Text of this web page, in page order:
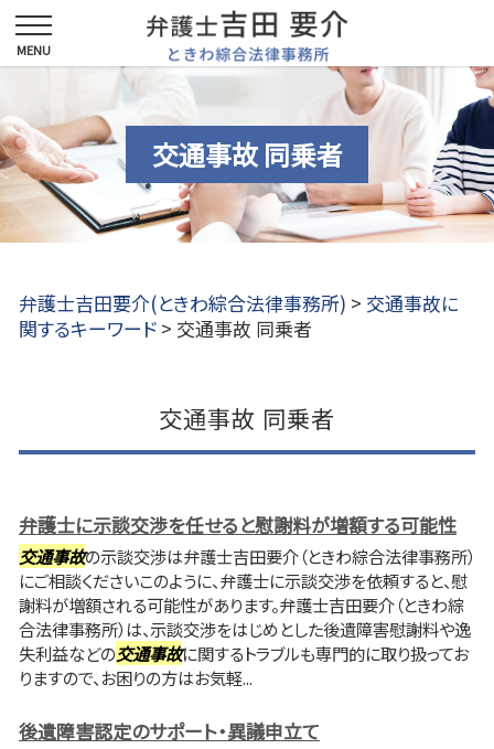
交通事故 同乗者
弁護士吉田要介(ときわ綜合法律事務所) > 交通事故に
関するキーワード > 交通事故 同乗者
交通事故 同乗者
弁護士に示談交渉を任せると慰謝料が増額する可能性
交通事故の示談交渉は弁護士吉田要介（ときわ綜合法律事務所）
にご相談くださいこのように、弁護士に示談交渉を依頼すると、慰
謝料が増額される可能性があります。弁護士吉田要介（ときわ綜
合法律事務所）は、示談交渉をはじめとした後遺障害慰謝料や逸
失利益などの交通事故に関するトラブルも専門的に取り扱ってお
りますので、お困りの方はお気軽...
後遺障害認定のサポート・異議申立て